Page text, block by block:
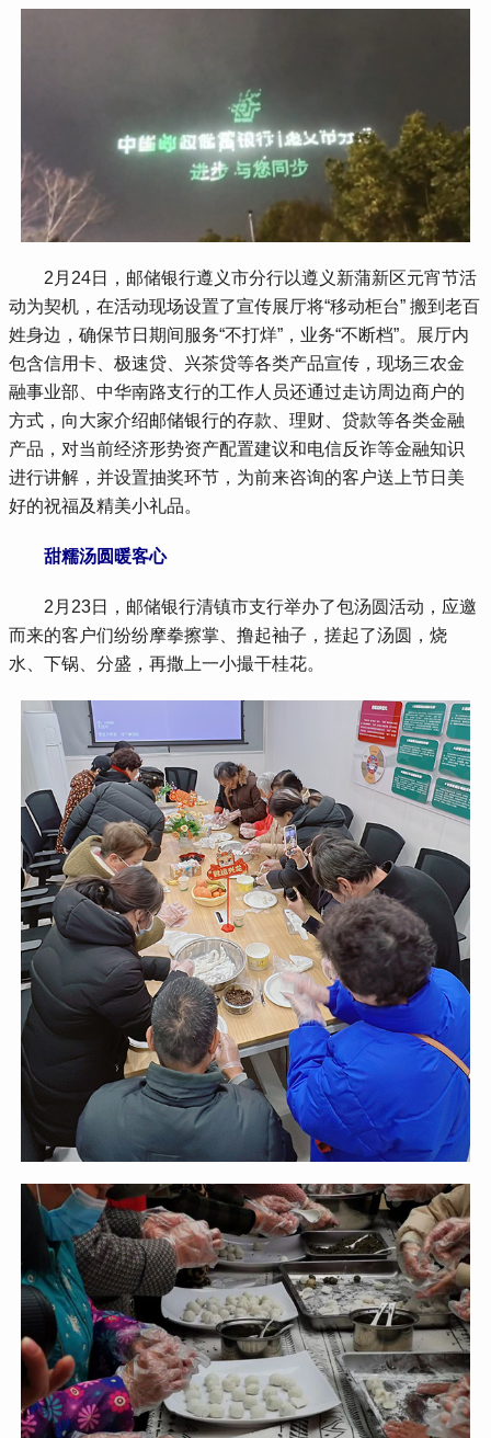
2月24日，邮储银行遵义市分行以遵义新蒲新区元宵节活
动为契机，在活动现场设置了宣传展厅将“移动柜台” 搬到老百
姓身边，确保节日期间服务“不打烊”，业务“不断档”。展厅内
包含信用卡、极速贷、兴茶贷等各类产品宣传，现场三农金
融事业部、中华南路支行的工作人员还通过走访周边商户的
方式，向大家介绍邮储银行的存款、理财、贷款等各类金融
产品，对当前经济形势资产配置建议和电信反诈等金融知识
进行讲解，并设置抽奖环节，为前来咨询的客户送上节日美
好的祝福及精美小礼品。
甜糯汤圆暖客心
2月23日，邮储银行清镇市支行举办了包汤圆活动，应邀
而来的客户们纷纷摩拳擦掌、撸起袖子，搓起了汤圆，烧
水、下锅、分盛，再撒上一小撮干桂花。